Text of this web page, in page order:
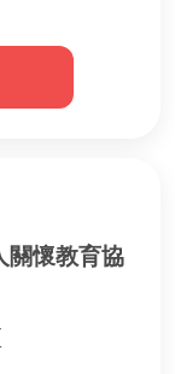
。
關懷教育協